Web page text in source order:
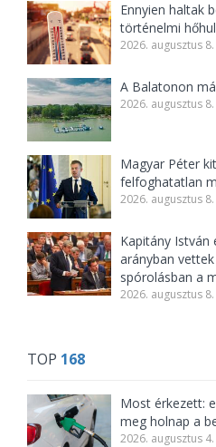
Ennyien haltak
történelmi
2026. augusztus
A Balatonon
2026. augusztus
Magyar Péter
felfoghatatlan
2026. augusztus 8.
Kapitány
arányban
spórolásban a
2026. augusztus
TOP 168
Most érkezett:
meg holnap a
2026. augusztus